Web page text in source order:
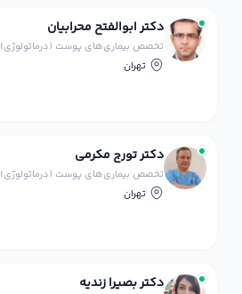
دکتر ابوالفتح محرابیان
تخصص بیماری‌های پوست (درماتولوژی)
تهران
دکتر تورج مکرمی
تخصص بیماری‌های پوست (درماتولوژی)
تهران
دکتر بصیرا زندیه